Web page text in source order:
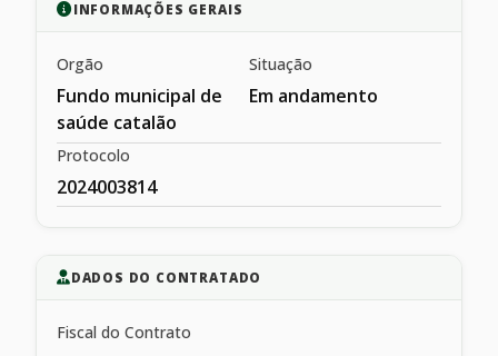
INFORMAÇÕES GERAIS
Orgão
Fundo municipal de
saúde catalão
Situação
Em andamento
Protocolo
2024003814
DADOS DO CONTRATADO
Fiscal do Contrato